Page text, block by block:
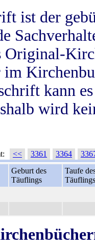
ist der
Original-
kann
wird
<< 3361 3364
Geburt des
Täuflings
Taufe
Täuflings